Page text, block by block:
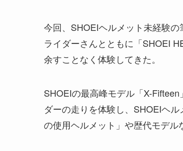
今回、SHOEIヘルメット未経験
ライダーさんとともに「SHOEI
余すことなく体験してきた。
SHOEIの最高峰モデル「X-
ダーの走りを体験し、SHOEIヘ
の使用ヘルメット」や歴代モデル